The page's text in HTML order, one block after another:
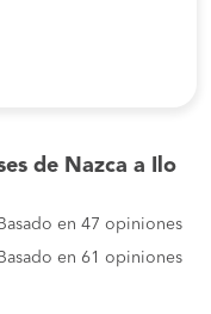
de Nazca a Ilo
Basado en 47 opiniones
Basado en 61 opiniones